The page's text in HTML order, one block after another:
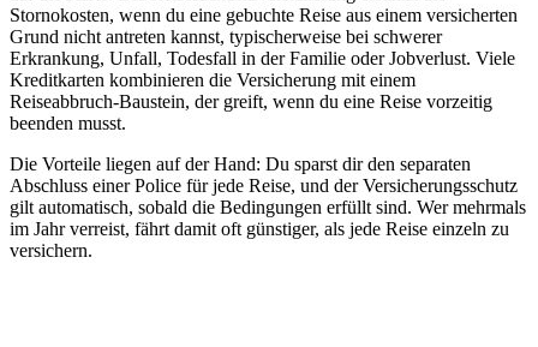
Stornokosten, wenn du eine gebuchte Reise aus einem versicherten
Grund nicht antreten kannst, typischerweise bei schwerer
Erkrankung, Unfall, Todesfall in der Familie oder Jobverlust. Viele
Kreditkarten kombinieren die Versicherung mit einem
Reiseabbruch-Baustein, der greift, wenn du eine Reise vorzeitig
beenden musst.
Die Vorteile liegen auf der Hand: Du sparst dir den separaten
Abschluss einer Police für jede Reise, und der Versicherungsschutz
gilt automatisch, sobald die Bedingungen erfüllt sind. Wer mehrmals
im Jahr verreist, fährt damit oft günstiger, als jede Reise einzeln zu
versichern.